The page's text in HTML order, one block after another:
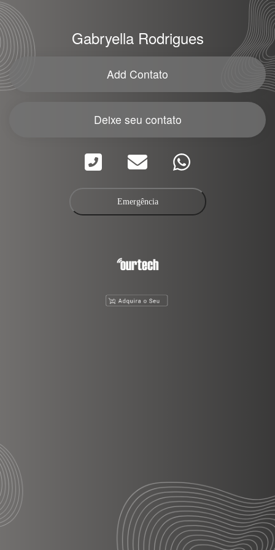
Gabryella Rodrigues
Add Contato
Deixe seu contato
Emergência